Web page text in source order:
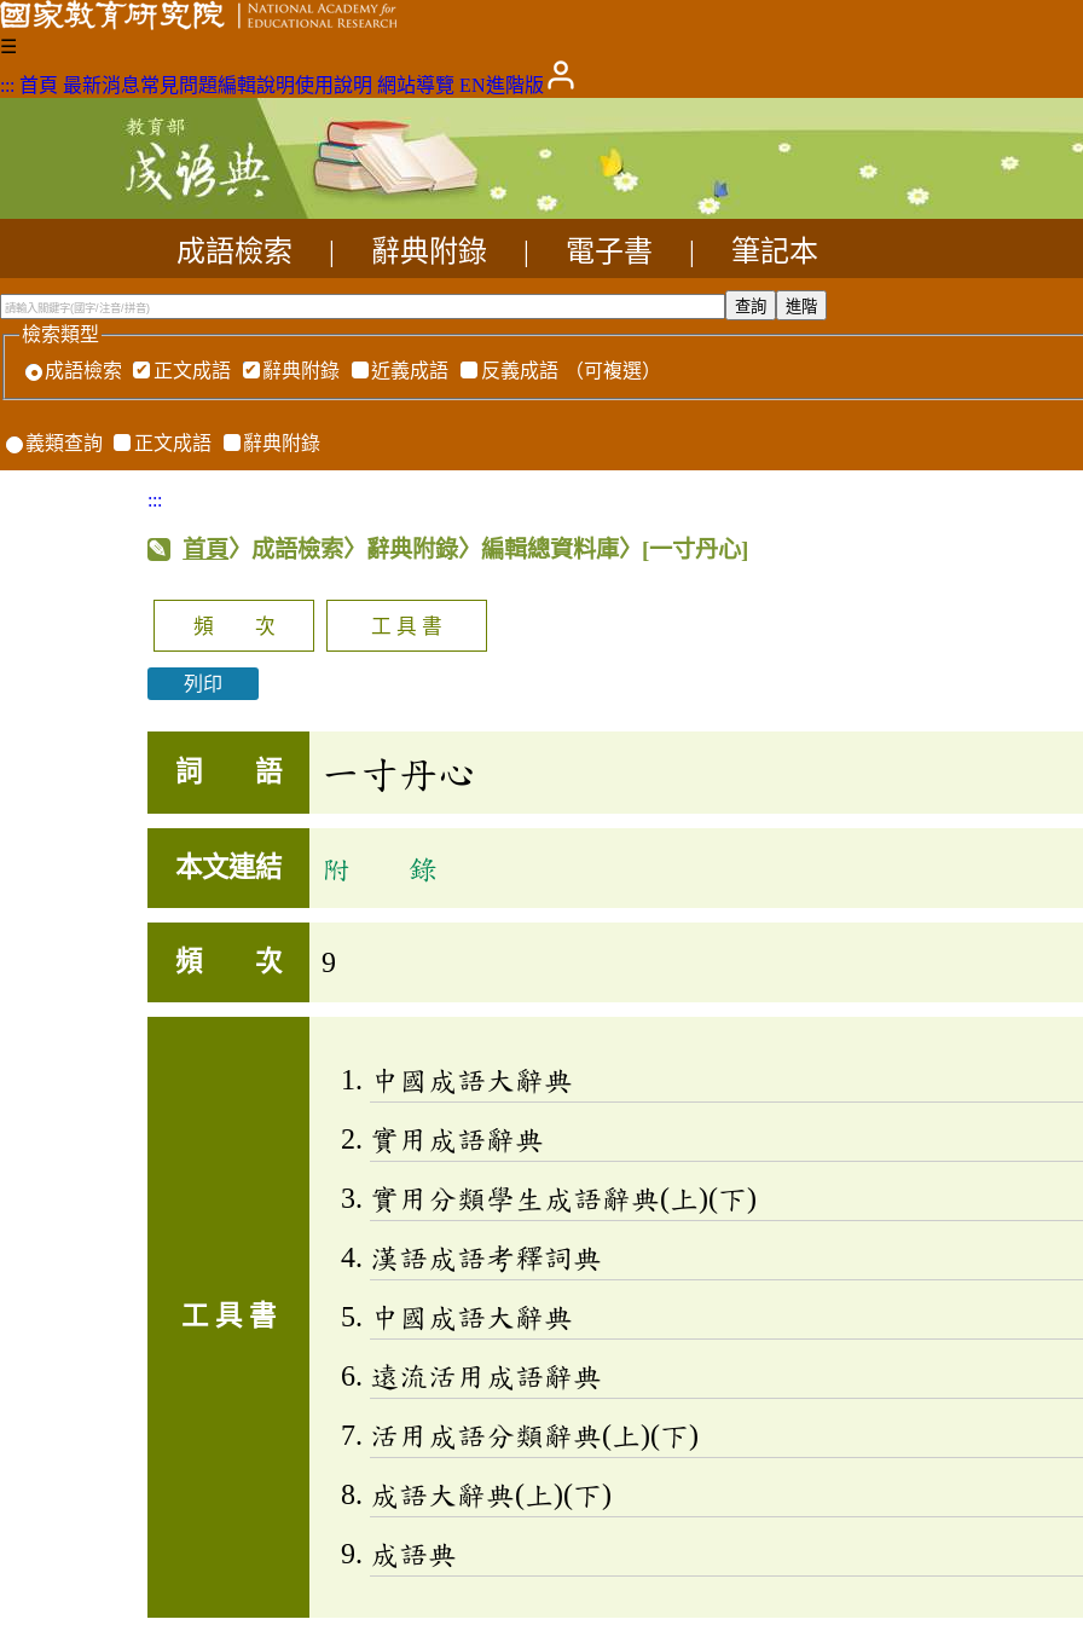
☰
::: 首頁 最新消息常見問題編輯說明使用說明 網站導覽 EN進階版
成語檢索 辭典附錄 電子書 筆記本
檢索類型
成語檢索
正文成語 辭典附錄 近義成語 反義成語 （可複選）
義類查詢 正文成語 辭典附錄
:::
首頁〉成語檢索〉辭典附錄〉編輯總資料庫〉 [一寸丹心]
頻 次 工 具 書
列印
詞 語 一寸丹心
本文連結 附 錄
頻 次 9
工 具 書
中國成語大辭典
實用成語辭典
實用分類學生成語辭典(上)(下)
漢語成語考釋詞典
中國成語大辭典
遠流活用成語辭典
活用成語分類辭典(上)(下)
成語大辭典(上)(下)
成語典